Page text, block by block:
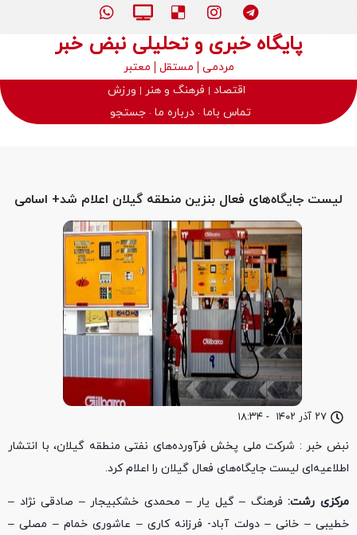
پایگاه خبری و تحلیلی نبض خبر
مردمی مستقل
معتبر
اقتصاد
فرهنگ و هنر
ورزش
تماس باما درباره ما جستجو
۲۷ آذر ۱۴۰۲ - ۱۸:۳۴
لیست جایگاه‌های فعال بنزین منطقه گیلان اعلام شد+ اسامی
نبض خبر : شرکت ملی پخش فرآورده‌های نفتی منطقه گیلان، با انتشار
اطلاعیه‌ای لیست جایگاه‌های فعال گیلان را اعلام کرد.
مرکزی رشت:فرهنگ – گیل یار – محمدی خشکبیجار – صادقی نژاد –
خطیبی – خانی – دولت آباد- فرزانه کاری – عاشوری خمام – مصلی –